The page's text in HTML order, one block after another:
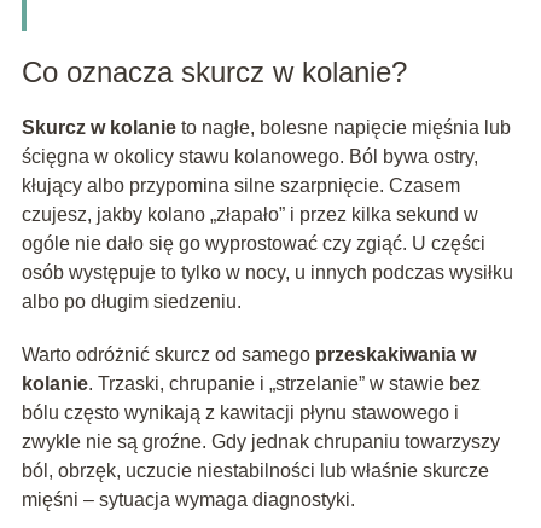
Co oznacza skurcz w kolanie?
Skurcz w kolanieto nagłe, bolesne napięcie mięśnia lub
ścięgna w okolicy stawu kolanowego. Ból bywa ostry,
kłujący albo przypomina silne szarpnięcie. Czasem
czujesz, jakby kolano „złapało” i przez kilka sekund w
ogóle nie dało się go wyprostować czy zgiąć. U części
osób występuje to tylko w nocy, u innych podczas wysiłku
albo po długim siedzeniu.
Warto odróżnić skurcz od samego przeskakiwania w
kolanie. Trzaski, chrupanie i „strzelanie” w stawie bez
bólu często wynikają z kawitacji płynu stawowego i
zwykle nie są groźne. Gdy jednak chrupaniu towarzyszy
ból, obrzęk, uczucie niestabilności lub właśnie skurcze
mięśni – sytuacja wymaga diagnostyki.